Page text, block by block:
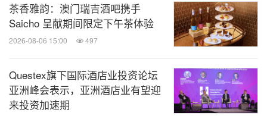
景；
：于高空之上轻酌微醺，成就私密欢聚
与城市观景佳处。
商务休闲
茶香雅韵：澳门瑞吉酒吧携手
Saicho 呈献期间限定下午茶体验
2026-08-06 15:00 497
Questex旗下国际酒店业投资论坛
亚洲峰会表示，亚洲酒店业有望迎
来投资加速期